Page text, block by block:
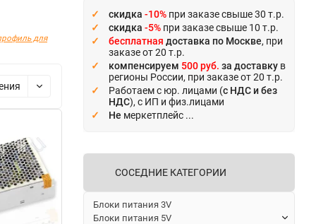
для
скидка -10% при заказе свыше 30 т.р.
скидка -5% при заказе свыше 10 т.р.
бесплатная доставка по Москве, при
заказе от 20 т.р.
компенсируем 500 руб. за доставку в
регионы России, при заказе от 20 т.р.
Работаем с юр. лицами (с НДС и без
НДС), с ИП и физ.лицами
Не меркетплейс ...
СОСЕДНИЕ КАТЕГОРИИ
Блоки питания 3V
Блоки питания 5V